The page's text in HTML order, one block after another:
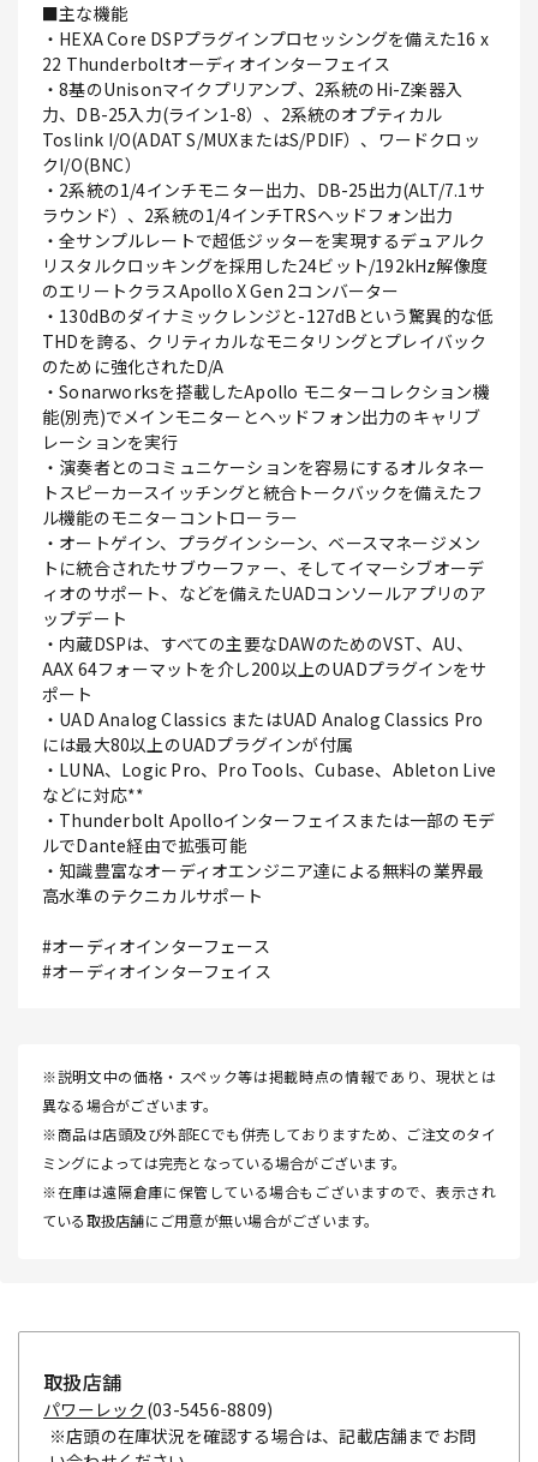
■主な機能
・HEXA Core DSPプラグインプロセッシングを備えた16 x
22 Thunderboltオーディオインターフェイス
・8基のUnisonマイクプリアンプ、2系統のHi-Z楽器入
力、DB-25入力(ライン1-8）、2系統のオプティカル
Toslink I/O(ADAT S/MUXまたはS/PDIF）、ワードクロッ
クI/O(BNC）
・2系統の1/4インチモニター出力、DB-25出力(ALT/7.1サ
ラウンド）、2系統の1/4インチTRSヘッドフォン出力
・全サンプルレートで超低ジッターを実現するデュアルク
リスタルクロッキングを採用した24ビット/192kHz解像度
のエリートクラスApollo X Gen 2コンバーター
・130dBのダイナミックレンジと-127dBという驚異的な低
THDを誇る、クリティカルなモニタリングとプレイバック
のために強化されたD/A
・Sonarworksを搭載したApollo モニターコレクション機
能(別売)でメインモニターとヘッドフォン出力のキャリブ
レーションを実行
・演奏者とのコミュニケーションを容易にするオルタネー
トスピーカースイッチングと統合トークバックを備えたフ
ル機能のモニターコントローラー
・オートゲイン、プラグインシーン、ベースマネージメン
トに統合されたサブウーファー、そしてイマーシブオーデ
ィオのサポート、などを備えたUADコンソールアプリのア
ップデート
・内蔵DSPは、すべての主要なDAWのためのVST、AU、
AAX 64フォーマットを介し200以上のUADプラグインをサ
ポート
・UAD Analog Classics またはUAD Analog Classics Pro
には最大80以上のUADプラグインが付属
・LUNA、Logic Pro、Pro Tools、Cubase、Ableton Live
などに対応**
・Thunderbolt Apolloインターフェイスまたは一部のモデ
ルでDante経由で拡張可能
・知識豊富なオーディオエンジニア達による無料の業界最
高水準のテクニカルサポート
#オーディオインターフェース
#オーディオインターフェイス
※説明文中の価格・スペック等は掲載時点の情報であり、現状とは
異なる場合がございます。
※商品は店頭及び外部ECでも併売しておりますため、ご注文のタイ
ミングによっては完売となっている場合がございます。
※在庫は遠隔倉庫に保管している場合もございますので、表示され
ている取扱店舗にご用意が無い場合がございます。
取扱店舗
パワーレック (03-5456-8809)
※店頭の在庫状況を確認する場合は、記載店舗までお問